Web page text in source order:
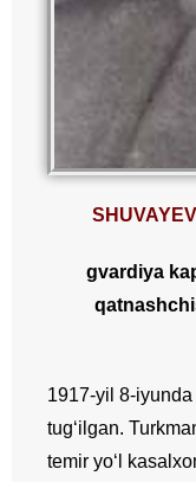
gvardiya
1917-yil 8-
tug‘ilgan.
temir yo‘l